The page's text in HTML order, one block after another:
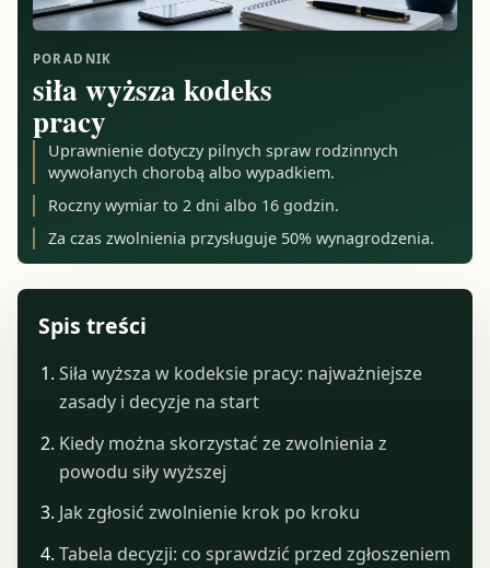
PORADNIK
siła wyższa kodeks
pracy
Uprawnienie dotyczy pilnych spraw rodzinnych
wywołanych chorobą albo wypadkiem.
Roczny wymiar to 2 dni albo 16 godzin.
Za czas zwolnienia przysługuje 50% wynagrodzenia.
Spis treści
Siła wyższa w kodeksie pracy: najważniejsze
zasady i decyzje na start
Kiedy można skorzystać ze zwolnienia z
powodu siły wyższej
Jak zgłosić zwolnienie krok po kroku
Tabela decyzji: co sprawdzić przed zgłoszeniem